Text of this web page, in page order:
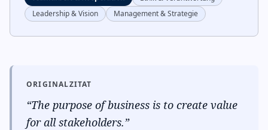
Leadership & Vision
Management & Strategie
ORIGINALZITAT
“The purpose of business is to create value
for all stakeholders.”